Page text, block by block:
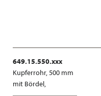
649.15.550.xxx
Kupferrohr, 500 mm
mit Bördel,